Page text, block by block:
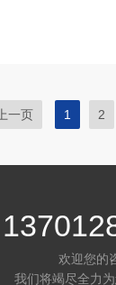
上一页 1 2
欢迎您的
我们将竭尽全力